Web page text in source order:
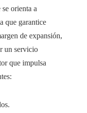
orienta a
que garantice
de expansión,
un servicio
que impulsa